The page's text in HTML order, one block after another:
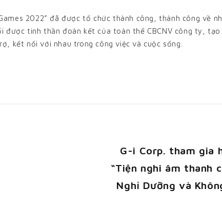
2022” đã được tổ chức thành công, thành công về
được tinh thần đoàn kết của toàn thể CBCNV công ty,
kết nối với nhau trong công việc và cuộc sống.
G-i Corp. tham gia
“Tiện nghi âm thanh
Nghỉ Dưỡng và